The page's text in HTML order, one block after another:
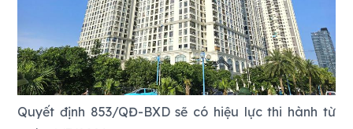
Quyết định 853/QĐ-BXD sẽ có hiệu lực thi hành từ